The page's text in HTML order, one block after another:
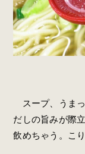
スープ、うま
だしの旨みが際
飲めちゃう。こ